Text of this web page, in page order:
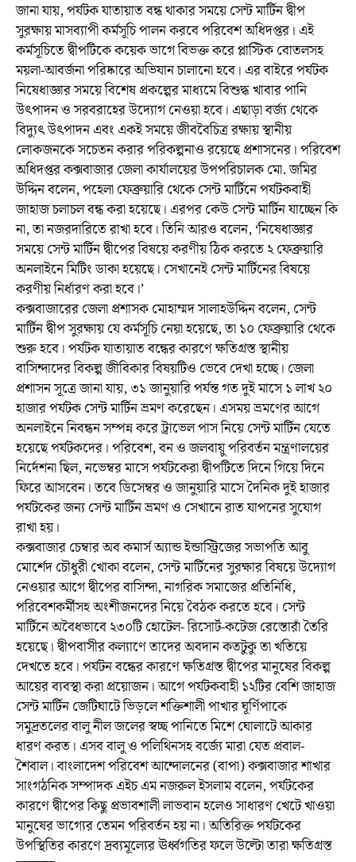
জানা যায়, পর্যটক যাতায়াত বন্ধ থাকার সময়ে সেন্ট মার্টিন দ্বীপ
সুরক্ষায় মাসব্যাপী কর্মসূচি পালন করবে পরিবেশ অধিদপ্তর। এই
কর্মসূচিতে দ্বীপটিকে কয়েক ভাগে বিভক্ত করে প্লাস্টিক বোতলসহ
ময়লা-আবর্জনা পরিষ্কারে অভিযান চালানো হবে। এর বাইরে পর্যটক
নিষেধাজ্ঞার সময়ে বিশেষ প্রকল্পের মাধ্যমে বিশুদ্ধ খাবার পানি
উৎপাদন ও সরবরাহের উদ্যোগ নেওয়া হবে। এছাড়া বর্জ্য থেকে
বিদ্যুৎ উৎপাদন এবং একই সময়ে জীববৈচিত্র রক্ষায় স্থানীয়
লোকজনকে সচেতন করার পরিকল্পনাও রয়েছে প্রশাসনের। পরিবেশ
অধিদপ্তর কক্সবাজার জেলা কার্যালয়ের উপপরিচালক মো. জমির
উদ্দিন বলেন, পহেলা ফেব্রুয়ারি থেকে সেন্ট মার্টিনে পর্যটকবাহী
জাহাজ চলাচল বন্ধ করা হয়েছে। এরপর কেউ সেন্ট মার্টিন যাচ্ছেন কি
না, তা নজরদারিতে রাখা হবে। তিনি আরও বলেন, ‘নিষেধাজ্ঞার
সময়ে সেন্ট মার্টিন দ্বীপের বিষয়ে করণীয় ঠিক করতে ২ ফেব্রুয়ারি
অনলাইনে মিটিং ডাকা হয়েছে। সেখানেই সেন্ট মার্টিনের বিষয়ে
করণীয় নির্ধারণ করা হবে।’
কক্সবাজারের জেলা প্রশাসক মোহাম্মদ সালাহউদ্দিন বলেন, সেন্ট
মার্টিন দ্বীপ সুরক্ষায় যে কর্মসূচি নেয়া হয়েছে, তা ১০ ফেব্রুয়ারি থেকে
শুরু হবে। পর্যটক যাতায়াত বন্ধের কারণে ক্ষতিগ্রস্ত স্থানীয়
বাসিন্দাদের বিকল্প জীবিকার বিষয়টিও ভেবে দেখা হচ্ছে। জেলা
প্রশাসন সূত্রে জানা যায়, ৩১ জানুয়ারি পর্যন্ত গত দুই মাসে ১ লাখ ২০
হাজার পর্যটক সেন্ট মার্টিন ভ্রমণ করেছেন। এসময় ভ্রমণের আগে
অনলাইনে নিবন্ধন সম্পন্ন করে ট্রাভেল পাস নিয়ে সেন্ট মার্টিন যেতে
হয়েছে পর্যটকদের। পরিবেশ, বন ও জলবায়ু পরিবর্তন মন্ত্রণালয়ের
নির্দেশনা ছিল, নভেম্বর মাসে পর্যটকেরা দ্বীপটিতে দিনে গিয়ে দিনে
ফিরে আসবেন। তবে ডিসেম্বর ও জানুয়ারি মাসে দৈনিক দুই হাজার
পর্যটকের জন্য সেন্ট মার্টিন ভ্রমণ ও সেখানে রাত যাপনের সুযোগ
রাখা হয়।
কক্সবাজার চেম্বার অব কমার্স অ্যান্ড ইন্ডাস্ট্রিজের সভাপতি আবু
মোর্শেদ চৌধুরী খোকা বলেন, সেন্ট মার্টিনের সুরক্ষার বিষয়ে উদ্যোগ
নেওয়ার আগে দ্বীপের বাসিন্দা, নাগরিক সমাজের প্রতিনিধি,
পরিবেশকর্মীসহ অংশীজনদের নিয়ে বৈঠক করতে হবে। সেন্ট
মার্টিনে অবৈধভাবে ২৩০টি হোটেল- রিসোর্ট-কটেজ রেস্তোরাঁ তৈরি
হয়েছে। দ্বীপবাসীর কল্যাণে তাদের অবদান কতটুকু তা খতিয়ে
দেখতে হবে। পর্যটন বন্ধের কারণে ক্ষতিগ্রস্ত দ্বীপের মানুষের বিকল্প
আয়ের ব্যবস্থা করা প্রয়োজন। আগে পর্যটকবাহী ১২টির বেশি জাহাজ
সেন্ট মার্টিন জেটিঘাটে ভিড়লে শক্তিশালী পাখার ঘূর্ণিপাকে
সমুদ্রতলের বালু নীল জলের স্বচ্ছ পানিতে মিশে ঘোলাটে আকার
ধারণ করত। এসব বালু ও পলিথিনসহ বর্জ্যে মারা যেত প্রবাল-
শৈবাল। বাংলাদেশ পরিবেশ আন্দোলনের (বাপা) কক্সবাজার শাখার
সাংগঠনিক সম্পাদক এইচ এম নজরুল ইসলাম বলেন, পর্যটকের
কারণে দ্বীপের কিছু প্রভাবশালী লাভবান হলেও সাধারণ খেটে খাওয়া
মানুষের ভাগ্যের তেমন পরিবর্তন হয় না। অতিরিক্ত পর্যটকের
উপস্থিতির কারণে দ্রব্যমূল্যের ঊর্ধ্বগতির ফলে উল্টো তারা ক্ষতিগ্রস্ত